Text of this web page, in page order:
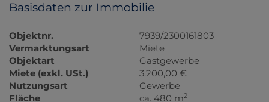
Basisdaten zur Immobilie
Objektnr.
7939/2300161803
Vermarktungsart
Miete
Objektart
Gastgewerbe
Miete (exkl. USt.)
3.200,00 €
Nutzungsart
Gewerbe
Fläche
ca. 480 m2